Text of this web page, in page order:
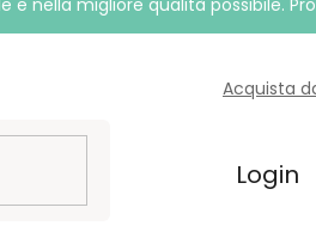
nella migliore qualità possibile.
Acquista
Login